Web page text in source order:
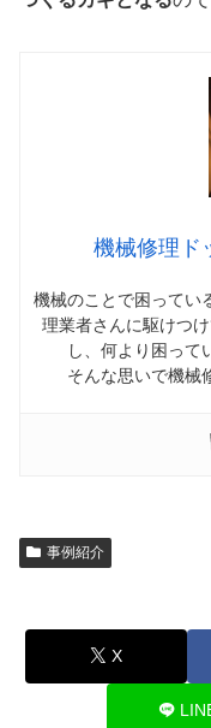
機械修理ド
機械のことで困ってい
理業者さんに駆けつ
し、何より困って
そんな思いで機械
事例紹介
X